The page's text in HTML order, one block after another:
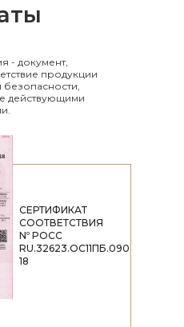
- документ,
продукции
безопасности,
действующими
СЕРТИФИКАТ
СООТВЕТСТВИЯ
Nº POCC
RU.32623.OC11ПБ.090
18